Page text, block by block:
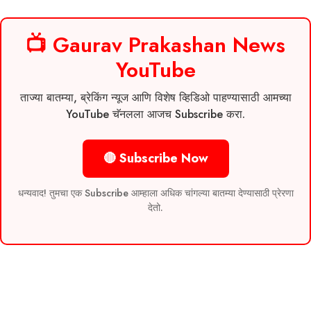
📺 Gaurav Prakashan News
YouTube
ताज्या बातम्या, ब्रेकिंग न्यूज आणि विशेष व्हिडिओ पाहण्यासाठी आमच्या
YouTube चॅनलला आजच Subscribe करा.
🔴 Subscribe Now
धन्यवाद! तुमचा एक Subscribe आम्हाला अधिक चांगल्या बातम्या देण्यासाठी प्रेरणा
देतो.